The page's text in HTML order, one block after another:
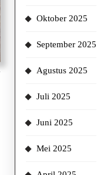
Oktober 2025
September 2025
Agustus 2025
Juli 2025
Juni 2025
Mei 2025